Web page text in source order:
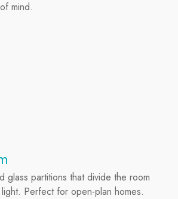
mind.
glass partitions that divide the room
Perfect for open-plan homes.